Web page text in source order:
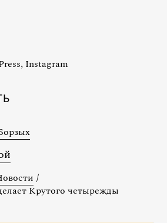
Instagram
/
Крутого четырежды